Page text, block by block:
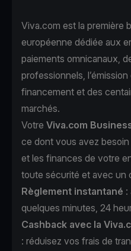
Viva.com est la première
européenne dédiée aux
paiements omnicanaux,
professionnels,
financement et des
marchés.
Votre Viva.com
ce dont vous avez
et les finances de votre
toute sécurité et avec un
Règlement instantané :
quelques minutes, 24
Cashback avec la
: réduisez vos frais de